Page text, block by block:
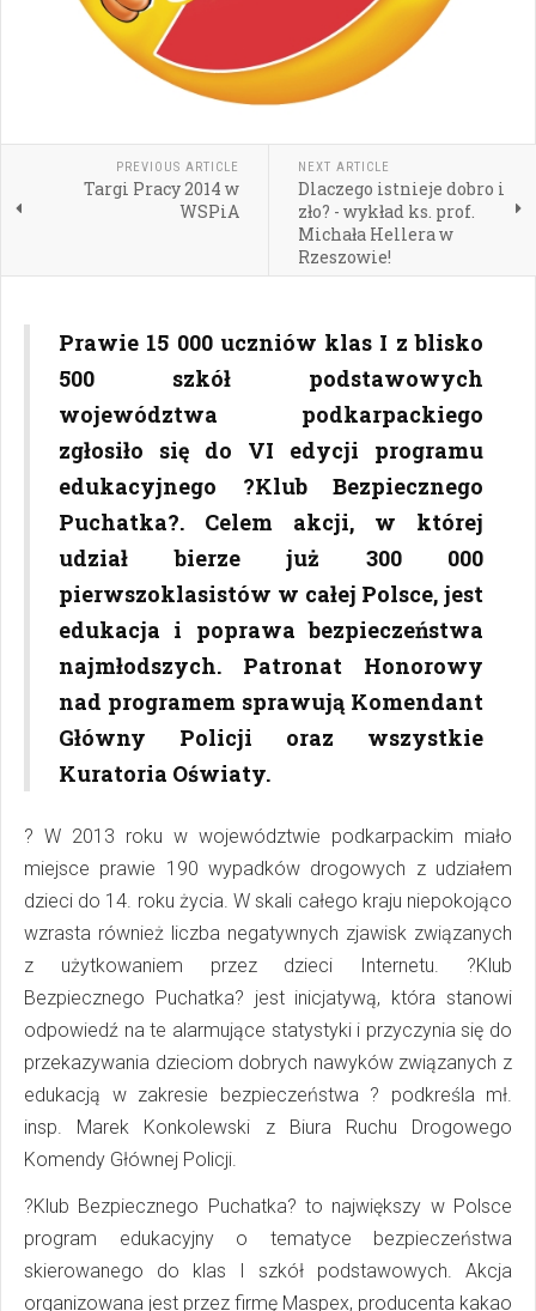
PREVIOUS ARTICLE
Targi Pracy 2014 w
WSPiA
NEXT ARTICLE
Dlaczego istnieje dobro i
zło? - wykład ks. prof.
Michała Hellera w
Rzeszowie!
Prawie 15 000 uczniów klas I z blisko
500 szkół podstawowych
województwa podkarpackiego
zgłosiło się do VI edycji programu
edukacyjnego ?Klub Bezpiecznego
Puchatka?. Celem akcji, w której
udział bierze już 300 000
pierwszoklasistów w całej Polsce, jest
edukacja i poprawa bezpieczeństwa
najmłodszych. Patronat Honorowy
nad programem sprawują Komendant
Główny Policji oraz wszystkie
Kuratoria Oświaty.
? W 2013 roku w województwie podkarpackim miało
miejsce prawie 190 wypadków drogowych z udziałem
dzieci do 14. roku życia. W skali całego kraju niepokojąco
wzrasta również liczba negatywnych zjawisk związanych
z użytkowaniem przez dzieci Internetu. ?Klub
Bezpiecznego Puchatka? jest inicjatywą, która stanowi
odpowiedź na te alarmujące statystyki i przyczynia się do
przekazywania dzieciom dobrych nawyków związanych z
edukacją w zakresie bezpieczeństwa ? podkreśla mł.
insp. Marek Konkolewski z Biura Ruchu Drogowego
Komendy Głównej Policji.
?Klub Bezpiecznego Puchatka? to największy w Polsce
program edukacyjny o tematyce bezpieczeństwa
skierowanego do klas I szkół podstawowych. Akcja
organizowana jest przez firmę Maspex, producenta kakao